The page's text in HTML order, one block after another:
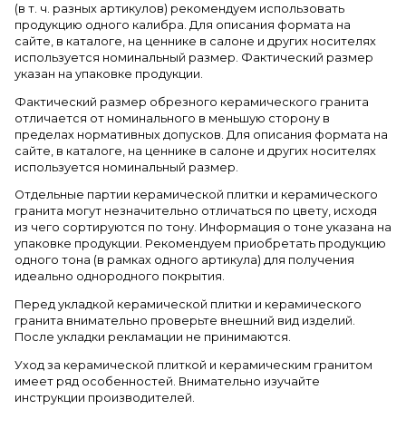
(в т. ч. разных артикулов) рекомендуем использовать
продукцию одного калибра. Для описания формата на
сайте, в каталоге, на ценнике в салоне и других носителях
используется номинальный размер. Фактический размер
указан на упаковке продукции.
Фактический размер обрезного керамического гранита
отличается от номинального в меньшую сторону в
пределах нормативных допусков. Для описания формата на
сайте, в каталоге, на ценнике в салоне и других носителях
используется номинальный размер.
Отдельные партии керамической плитки и керамического
гранита могут незначительно отличаться по цвету, исходя
из чего сортируются по тону. Информация о тоне указана на
упаковке продукции. Рекомендуем приобретать продукцию
одного тона (в рамках одного артикула) для получения
идеально однородного покрытия.
Перед укладкой керамической плитки и керамического
гранита внимательно проверьте внешний вид изделий.
После укладки рекламации не принимаются.
Уход за керамической плиткой и керамическим гранитом
имеет ряд особенностей. Внимательно изучайте
инструкции производителей.